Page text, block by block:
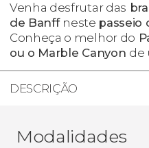
Venha desfrutar das
de Banff neste passeio
Conheça o melhor do
ou o Marble Canyon de
DESCRIÇÃO
Modalidades